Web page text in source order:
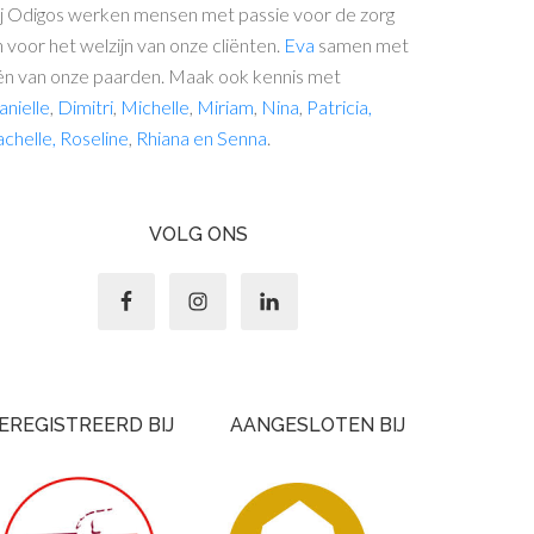
Odigos werken mensen met passie voor de zorg
voor het welzijn van onze cliënten. Eva samen met
van onze paarden. Maak ook kennis met
, Dimitri, Michelle, Miriam, Nina, Patricia,
Roseline, Rhiana en Senna.
VOLG ONS
BIJ AANGESLOTEN BIJ